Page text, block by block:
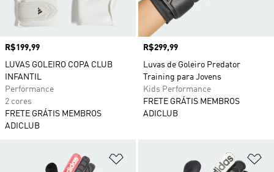
Preço
R$199,99
LUVAS GOLEIRO COPA CLUB
INFANTIL
Performance
2 cores
FRETE GRÁTIS MEMBROS
ADICLUB
Preço
R$299,99
Luvas de Goleiro Predator
Training para Jovens
Kids Performance
FRETE GRÁTIS MEMBROS
ADICLUB
Adicionar à Lista de Desejos